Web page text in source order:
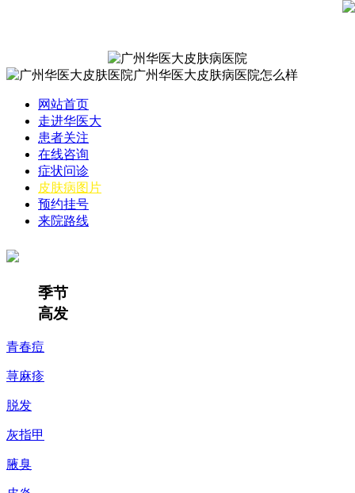
网站首页
走进华医大
患者关注
在线咨询
症状问诊
皮肤病图片
预约挂号
来院路线
季节
高发
青春痘
荨麻疹
脱发
灰指甲
腋臭